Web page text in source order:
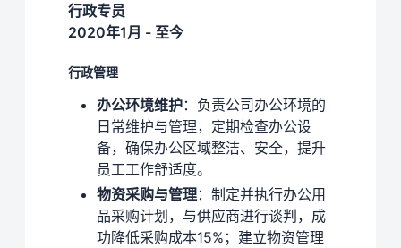
行政专员
2020年1月 - 至今
行政管理
办公环境维护：负责公司办公环境的
日常维护与管理，定期检查办公设
备，确保办公区域整洁、安全，提升
员工工作舒适度。
物资采购与管理：制定并执行办公用
品采购计划，与供应商进行谈判，成
功降低采购成本15%；建立物资管理